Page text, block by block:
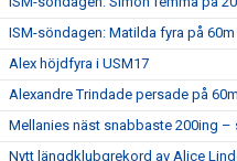
ISM-söndagen: Matilda fyra på 60m
Alex höjdfyra i USM17
Alexandre Trindade persade på
Mellanies näst snabbaste 200ing –
Nytt längdklubgrekord av Alice